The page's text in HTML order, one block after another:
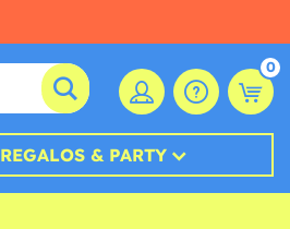
0
REGALOS & PARTY